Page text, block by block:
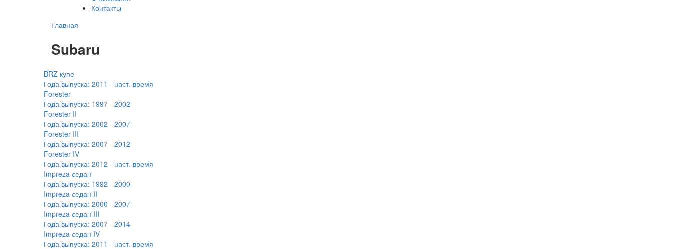
Контакты
Главная
Subaru
BRZ купе
Года выпуска: 2011 - наст. время
Forester
Года выпуска: 1997 - 2002
Forester II
Года выпуска: 2002 - 2007
Forester III
Года выпуска: 2007 - 2012
Forester IV
Года выпуска: 2012 - наст. время
Impreza седан
Года выпуска: 1992 - 2000
Impreza седан II
Года выпуска: 2000 - 2007
Impreza седан III
Года выпуска: 2007 - 2014
Impreza седан IV
Года выпуска: 2011 - наст. время